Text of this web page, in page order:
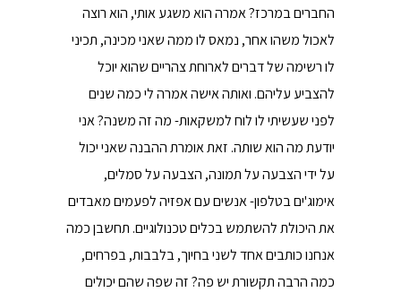
החברים במרכז? אמרה הוא משגע אותי, הוא רוצה
לאכול משהו אחר, נמאס לו ממה שאני מכינה, תכיני
לו רשימה של דברים לארוחת צהריים שהוא יוכל
להצביע עליהם. ואותה אישה אמרה לי כמה שנים
לפני שעשיתי לו לוח למשקאות- מה זה משנה? אני
יודעת מה הוא שותה. זאת אומרת ההבנה שאני יכול
על ידי הצבעה על תמונה, הצבעה על סמלים,
אימוג'ים בטלפון- אנשים עם אפזיה לפעמים מאבדים
את היכולת להשתמש בכלים טכנולוגיים. תחשבן כמה
אנחנו כותבים אחד לשני בחיוך, בלבבות, בפרחים,
כמה הרבה תקשורת יש פה? זה שפה שהם יכולים